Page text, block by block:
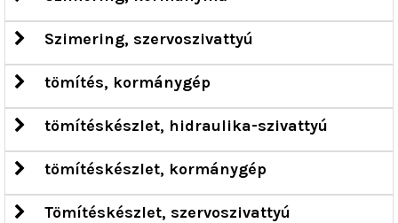
Szimering, szervoszivattyú
tömítés, kormánygép
tömítéskészlet, hidraulika-szivattyú
tömítéskészlet, kormánygép
Tömítéskészlet, szervoszivattyú